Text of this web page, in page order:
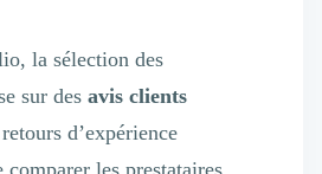
la sélection des
sur des avis clients
d’expérience
comparer les prestataires